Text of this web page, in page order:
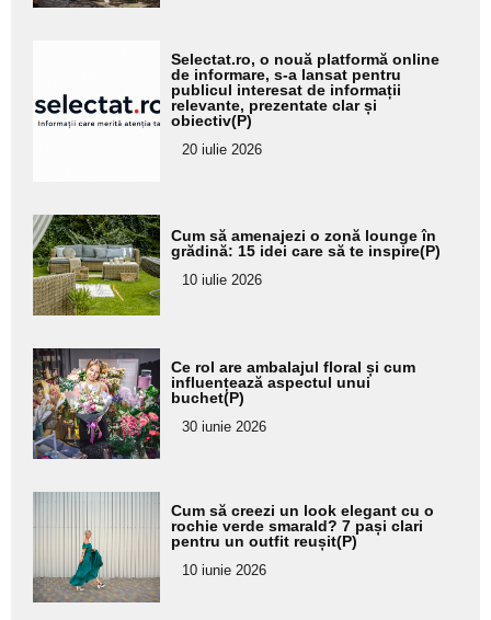
pentru
subtitlu
Selectat.ro, o nouă platformă online
de informare, s-a lansat pentru
publicul interesat de informații
relevante, prezentate clar și
obiectiv(P)
20 iulie 2026
Adaugă
aici textul
pentru
subtitlu
Cum să amenajezi o zonă lounge în
grădină: 15 idei care să te inspire(P)
10 iulie 2026
Adaugă
aici textul
pentru
subtitlu
Ce rol are ambalajul floral și cum
influențează aspectul unui
buchet(P)
30 iunie 2026
Adaugă
aici textul
pentru
subtitlu
Cum să creezi un look elegant cu o
rochie verde smarald? 7 pași clari
pentru un outfit reușit(P)
10 iunie 2026